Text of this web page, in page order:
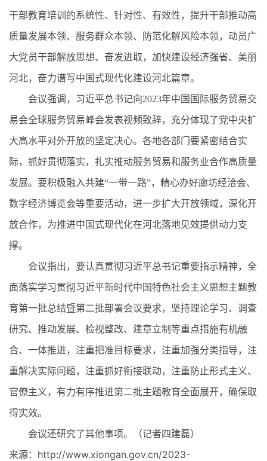
干部教育培训的系统性、针对性、有效性，提升干部推动高
质量发展本领、服务群众本领、防范化解风险本领，动员广
大党员干部解放思想、奋发进取，加快建设经济强省、美丽
河北，奋力谱写中国式现代化建设河北篇章。
会议强调，习近平总书记向2023年中国国际服务贸易交
易会全球服务贸易峰会发表视频致辞，充分体现了党中央扩
大高水平对外开放的坚定决心。各地各部门要紧密结合实
际，抓好贯彻落实，扎实推动服务贸易和服务业合作高质量
发展。要积极融入共建“一带一路”，精心办好廊坊经洽会、
数字经济博览会等重要活动，进一步扩大开放领域，深化开
放合作，为推进中国式现代化在河北落地见效提供动力支
撑。
会议指出，要认真贯彻习近平总书记重要指示精神，全
面落实学习贯彻习近平新时代中国特色社会主义思想主题教
育第一批总结暨第二批部署会议要求，坚持理论学习、调查
研究、推动发展、检视整改、建章立制等重点措施有机融
合、一体推进，注重把准目标要求，注重加强分类指导，注
重解决实际问题，注重抓好衔接联动，注重防止形式主义、
官僚主义，有力有序推进第二批主题教育全面展开，确保取
得实效。
会议还研究了其他事项。（记者四建磊）
来源：http://www.xiongan.gov.cn/2023-